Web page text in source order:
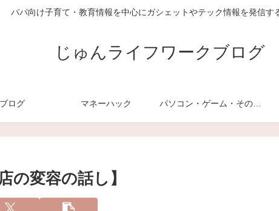
パパ向け子育て・教育情報を中心にガシェットやテック情報を発信す
じゅんライフワークブログ
ログ マネーハック パソコン・ゲーム・その他デジモノ
変容の話し】